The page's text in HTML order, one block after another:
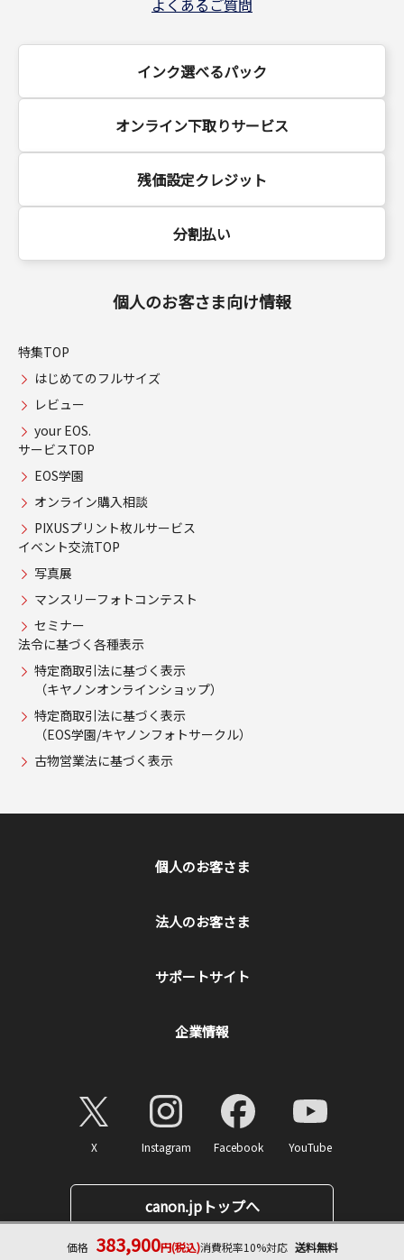
価格 383,900円(税込)消費税率10%対応 送料無料
よくあるご質問
インク選べるパック
オンライン下取りサービス
残価設定クレジット
分割払い
個人のお客さま向け情報
特集TOP
はじめてのフルサイズ
レビュー
your EOS.
サービスTOP
EOS学園
オンライン購入相談
PIXUSプリント枚ルサービス
イベント交流TOP
写真展
マンスリーフォトコンテスト
セミナー
法令に基づく各種表示
特定商取引法に基づく表示
（キヤノンオンラインショップ）
特定商取引法に基づく表示
（EOS学園/キヤノンフォトサークル）
古物営業法に基づく表示
個人のお客さま
法人のお客さま
サポートサイト
企業情報
X Instagram Facebook YouTube
canon.jpトップへ